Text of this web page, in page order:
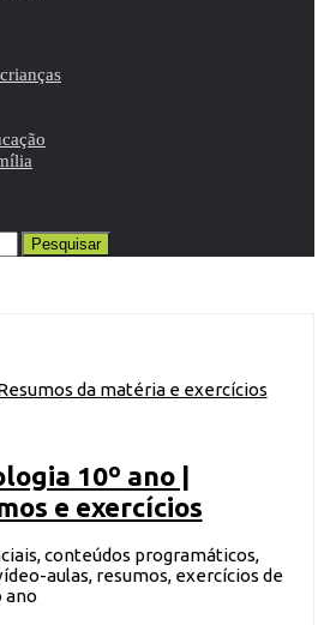
da matéria e exercícios
10º ano |
e exercícios
conteúdos programáticos,
aulas, resumos, exercícios de
ano